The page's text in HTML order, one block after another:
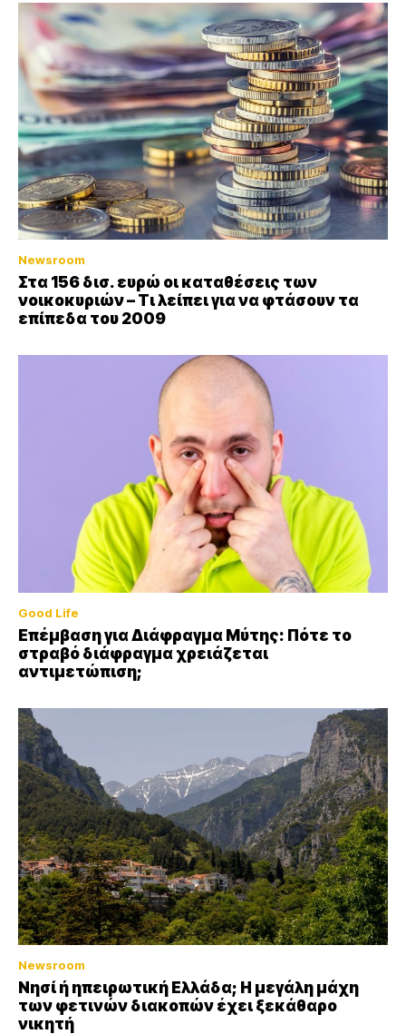
Newsroom
Στα 156 δισ. ευρώ οι καταθέσεις των
νοικοκυριών – Τι λείπει για να φτάσουν τα
επίπεδα του 2009
Good Life
Επέμβαση για Διάφραγμα Μύτης: Πότε το
στραβό διάφραγμα χρειάζεται
αντιμετώπιση;
Newsroom
Νησί ή ηπειρωτική Ελλάδα; Η μεγάλη μάχη
των φετινών διακοπών έχει ξεκάθαρο
νικητή